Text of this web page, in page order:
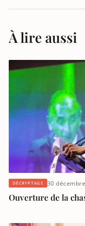
À lire aussi
DÉCRYPTAGE 30
Ouverture de la